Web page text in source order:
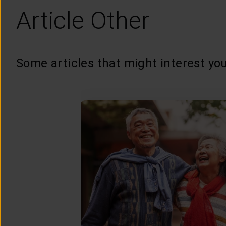
Article Other
Some articles that might interest